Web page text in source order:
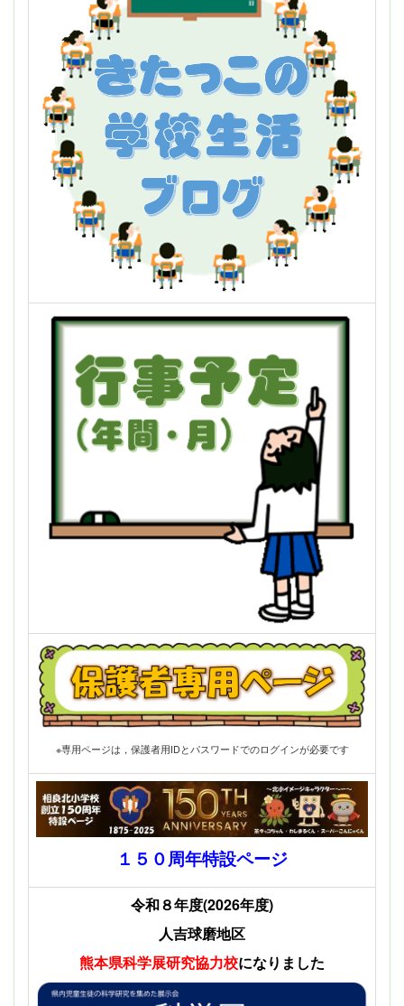
※専用ページは，保護者用IDとパスワードでのログインが必要です
１５０周年特設ページ
令和８年度(2026年度)
人吉球磨地区
熊本県科学展研究協力校になりました